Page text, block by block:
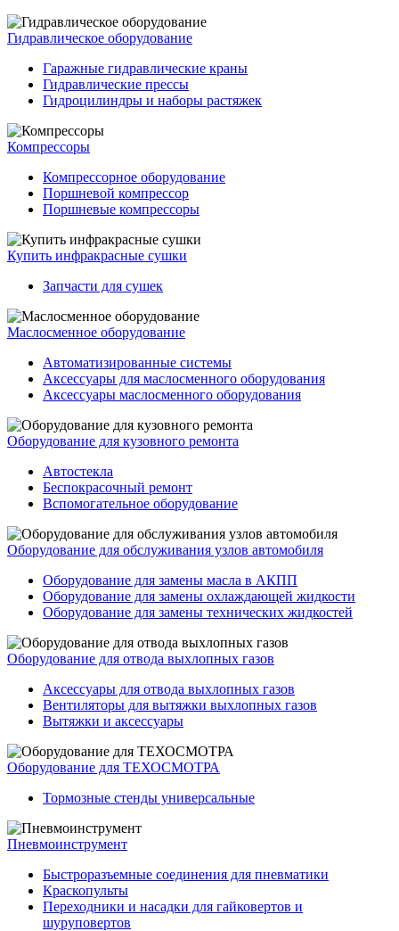
Гидравлическое оборудование
Гаражные гидравлические краны
Гидравлические прессы
Гидроцилиндры и наборы растяжек
Компрессоры
Компрессорное оборудование
Поршневой компрессор
Поршневые компрессоры
Купить инфракрасные сушки
Запчасти для сушек
Маслосменное оборудование
Автоматизированные системы
Аксессуары для маслосменного оборудования
Аксессуары маслосменного оборудования
Оборудование для кузовного ремонта
Автостекла
Беспокрасочный ремонт
Вспомогательное оборудование
Оборудование для обслуживания узлов автомобиля
Оборудование для замены масла в АКПП
Оборудование для замены охлаждающей жидкости
Оборудование для замены технических жидкостей
Оборудование для отвода выхлопных газов
Аксессуары для отвода выхлопных газов
Вентиляторы для вытяжки выхлопных газов
Вытяжки и аксессуары
Оборудование для ТЕХОСМОТРА
Тормозные стенды универсальные
Пневмоинструмент
Быстроразъемные соединения для пневматики
Краскопульты
Переходники и насадки для гайковертов и
шуруповертов